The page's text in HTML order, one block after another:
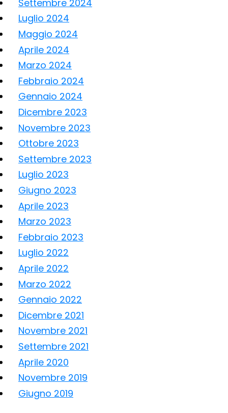
Settembre 2024
Luglio 2024
Maggio 2024
Aprile 2024
Marzo 2024
Febbraio 2024
Gennaio 2024
Dicembre 2023
Novembre 2023
Ottobre 2023
Settembre 2023
Luglio 2023
Giugno 2023
Aprile 2023
Marzo 2023
Febbraio 2023
Luglio 2022
Aprile 2022
Marzo 2022
Gennaio 2022
Dicembre 2021
Novembre 2021
Settembre 2021
Aprile 2020
Novembre 2019
Giugno 2019